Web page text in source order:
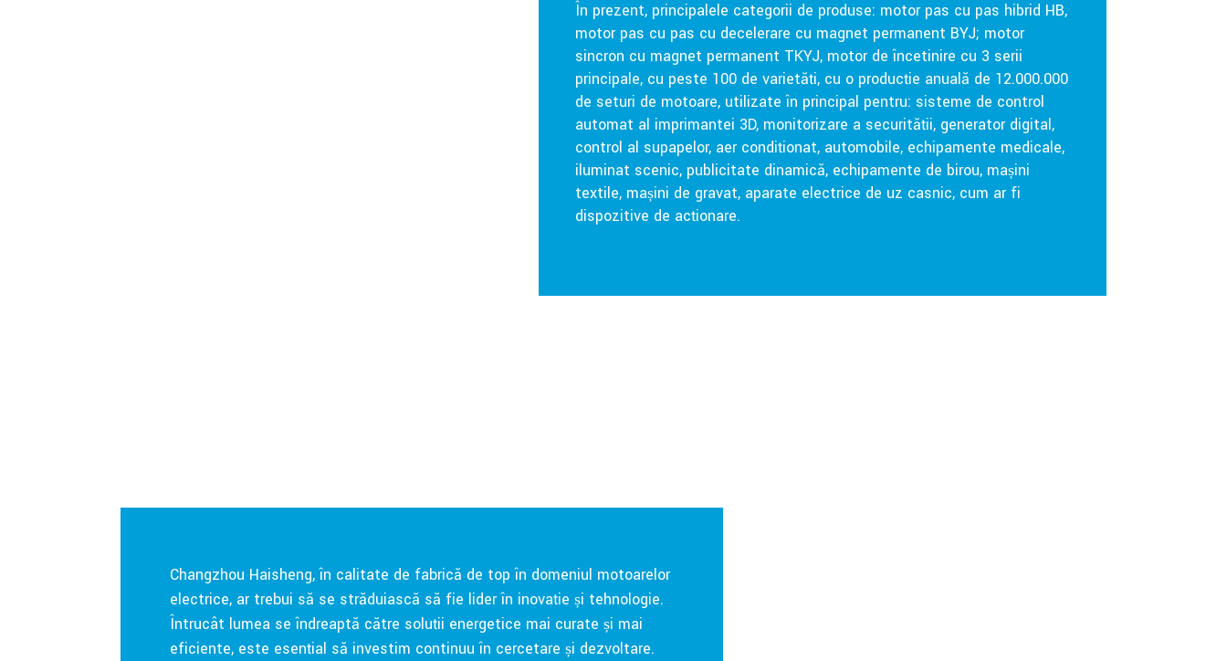
În prezent, principalele categorii de produse: motor pas cu pas hibrid HB,
motor pas cu pas cu decelerare cu magnet permanent BYJ; motor
sincron cu magnet permanent TKYJ, motor de încetinire cu 3 serii
principale, cu peste 100 de varietăți, cu o producție anuală de 12.000.000
de seturi de motoare, utilizate în principal pentru: sisteme de control
automat al imprimantei 3D, monitorizare a securității, generator digital,
control al supapelor, aer condiționat, automobile, echipamente medicale,
iluminat scenic, publicitate dinamică, echipamente de birou, mașini
textile, mașini de gravat, aparate electrice de uz casnic, cum ar fi
dispozitive de acționare.
Changzhou Haisheng, în calitate de fabrică de top în domeniul motoarelor
electrice, ar trebui să se străduiască să fie lider în inovație și tehnologie.
Întrucât lumea se îndreaptă către soluții energetice mai curate și mai
eficiente, este esențial să investim continuu în cercetare și dezvoltare.